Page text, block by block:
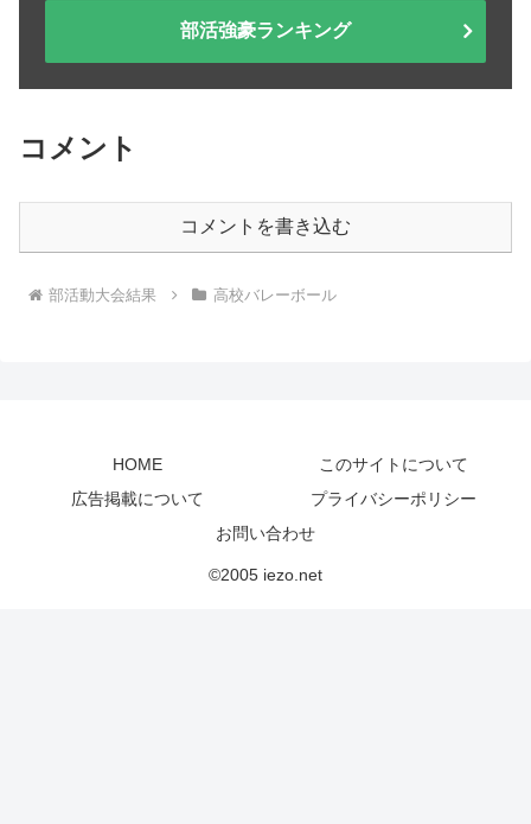
部活強豪ランキング
コメント
コメントを書き込む
部活動大会結果 高校バレーボール
HOME
このサイトについて
広告掲載について
プライバシーポリシー
お問い合わせ
©2005 iezo.net